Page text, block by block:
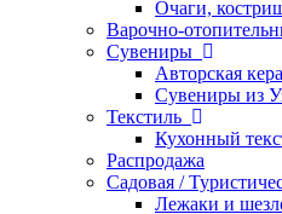
Очаги,
Варочно-
Сувениры
Авторская
Сувениры из
Текстиль
Кухонный
Распродажа
Садовая /
Лежаки и